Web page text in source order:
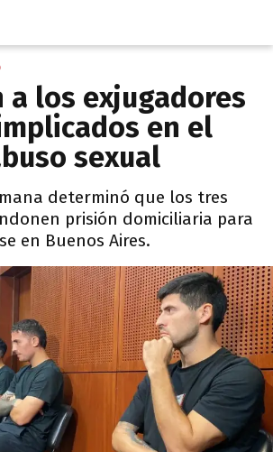
a los exjugadores
en el
sexual
determinó que los tres
prisión domiciliaria para
en Buenos Aires.